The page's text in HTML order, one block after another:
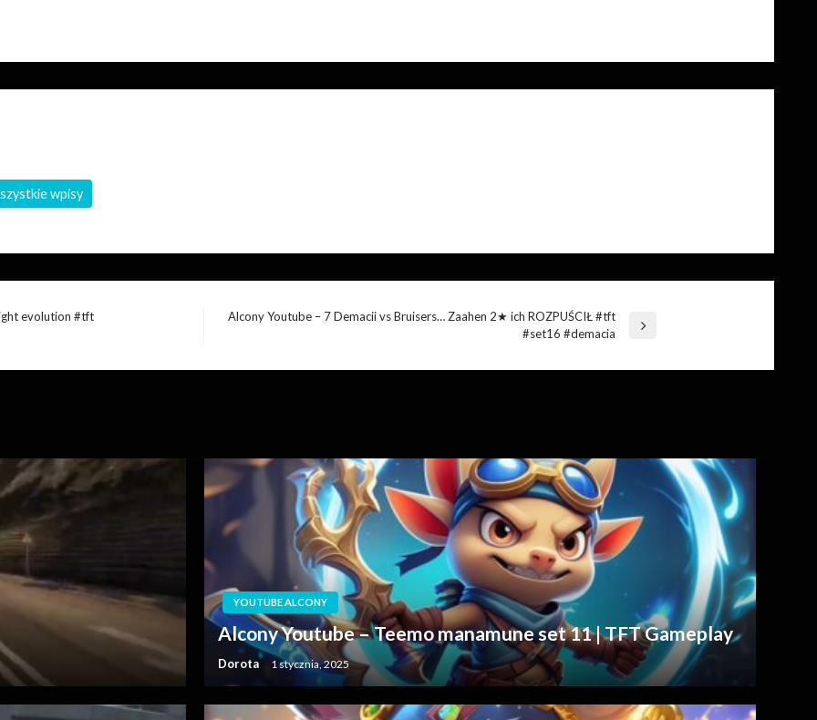
wpisy
evolution #tft
Alcony Youtube – 7 Demacii vs Bruisers… Zaahen 2★ ich ROZPUŚCIŁ #tft
#set16 #demacia
YOUTUBE ALCONY
Alcony Youtube – Teemo manamune set 11 | TFT Gameplay
Dorota 1 stycznia, 2025